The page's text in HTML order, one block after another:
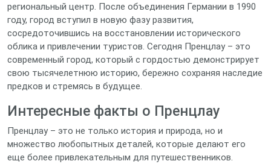
региональный центр. После объединения Германии в 1990
году, город вступил в новую фазу развития,
сосредоточившись на восстановлении исторического
облика и привлечении туристов. Сегодня Пренцлау – это
современный город, который с гордостью демонстрирует
свою тысячелетнюю историю, бережно сохраняя наследие
предков и стремясь в будущее.
Интересные факты о Пренцлау
Пренцлау – это не только история и природа, но и
множество любопытных деталей, которые делают его
еще более привлекательным для путешественников.